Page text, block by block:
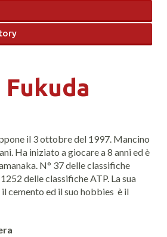
Fukuda
il 3 ottobre del 1997. Mancino
Ha iniziato a giocare a 8 anni ed è
N° 37 delle classifiche
delle classifiche ATP. La sua
cemento ed il suo hobbies è il